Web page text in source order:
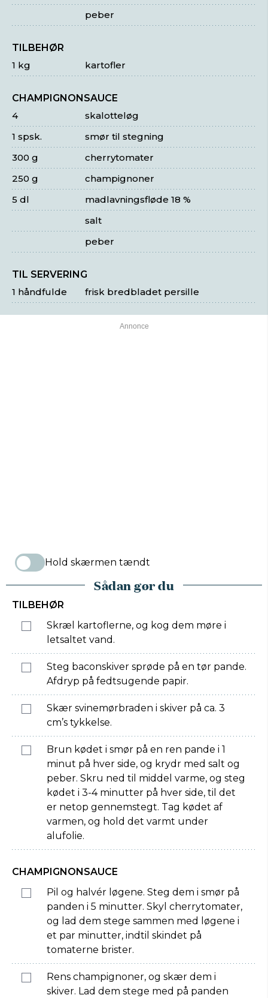
peber
TILBEHØR
kartofler
1 kg
CHAMPIGNONSAUCE
skalotteløg
4
smør til stegning
1 spsk.
cherrytomater
300 g
champignoner
250 g
madlavningsfløde 18 %
5 dl
salt
peber
TIL SERVERING
frisk bredbladet persille
1 håndfulde
Hold skærmen tændt
Sådan gør du
TILBEHØR
Skræl kartoflerne, og kog dem møre i
letsaltet vand.
Steg baconskiver sprøde på en tør pande.
Afdryp på fedtsugende papir.
Skær svinemørbraden i skiver på ca. 3
cm’s tykkelse.
Brun kødet i smør på en ren pande i 1
minut på hver side, og krydr med salt og
peber. Skru ned til middel varme, og steg
kødet i 3-4 minutter på hver side, til det
er netop gennemstegt. Tag kødet af
varmen, og hold det varmt under
alufolie.
CHAMPIGNONSAUCE
Pil og halvér løgene. Steg dem i smør på
panden i 5 minutter. Skyl cherrytomater,
og lad dem stege sammen med løgene i
et par minutter, indtil skindet på
tomaterne brister.
Rens champignoner, og skær dem i
skiver. Lad dem stege med på panden